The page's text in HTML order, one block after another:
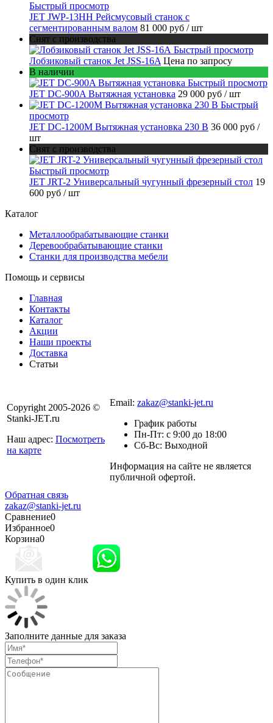
Быстрый просмотр
JET JWP-13HH Рейсмусовый станок с
сегментированным валом 81 000 руб / шт
Снят с производства
Быстрый просмотр
Лобзиковый станок Jet JSS-16A Цена по запросу
В наличии
Быстрый просмотр
JET DC-900A Вытяжная установка 29 000 руб / шт
Быстрый
просмотр
JET DC-1200M Вытяжная установка 230 В 36 000 руб /
шт
Снят с производства
Быстрый просмотр
JET JRT-2 Универсальный чугунный фрезерный стол 19
600 руб / шт
Каталог
Металлообрабатывающие станки
Деревообрабатывающие станки
Станки для производства мебели
Помощь и сервисы
Главная
Контакты
Каталог
Акции
Наши проекты
Доставка
Статьи
Copyright 2005-2026 ©
Stanki-JET.ru
Наш адрес: Посмотреть
на карте
Email: zakaz@stanki-jet.ru
График работы
Пн-Пт: с 9:00 до 18:00
Сб-Вс: Выходной
Информация на сайте не является
публичной офертой.
Обратная связь
zakaz@stanki-jet.ru
Сравнение0
Избранное0
Корзина0
Купить в один клик
Заполните данные для заказа